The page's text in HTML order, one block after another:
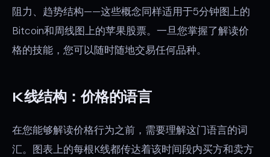
阻力、趋势结构——这些概念同样适用于5分钟图上的
Bitcoin和周线图上的苹果股票。一旦您掌握了解读价
格的技能，您可以随时随地交易任何品种。
K线结构：价格的语言
在您能够解读价格行为之前，需要理解这门语言的词
汇。图表上的每根K线都传达着该时间段内买方和卖方